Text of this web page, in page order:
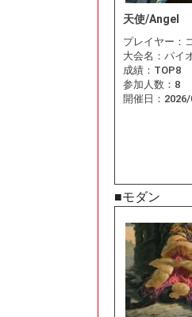
天使/Angel
プレイヤー：
大会名： パイ
成績： TOP8
参加人数： 8
開催日：
■モダン